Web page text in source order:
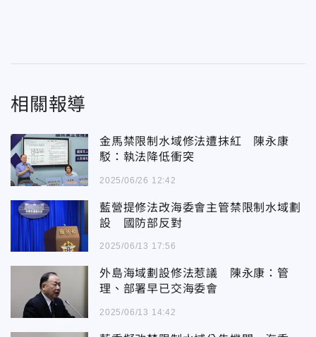
相關報導
金馬禁限制水域修法遭抹紅 陳永康
駁：執法降低衝突
2025/06/26 12:42
藍營提修法改海委會主管禁限制水域劃
設 國防部反對
2025/06/13 17:56
外島海域劃設修法惹議 陳永康：管
理、部署早已交海委會
2025/06/13 14:42